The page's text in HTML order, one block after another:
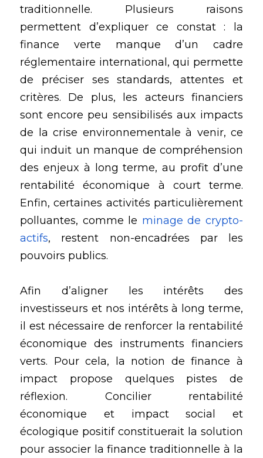
traditionnelle. Plusieurs raisons
permettent d’expliquer ce constat : la
finance verte manque d’un cadre
réglementaire international, qui permette
de préciser ses standards, attentes et
critères. De plus, les acteurs financiers
sont encore peu sensibilisés aux impacts
de la crise environnementale à venir, ce
qui induit un manque de compréhension
des enjeux à long terme, au profit d’une
rentabilité économique à court terme.
Enfin, certaines activités particulièrement
polluantes, comme le minage de crypto-
actifs, restent non-encadrées par les
pouvoirs publics.
Afin d’aligner les intérêts des
investisseurs et nos intérêts à long terme,
il est nécessaire de renforcer la rentabilité
économique des instruments financiers
verts. Pour cela, la notion de finance à
impact propose quelques pistes de
réflexion. Concilier rentabilité
économique et impact social et
écologique positif constituerait la solution
pour associer la finance traditionnelle à la